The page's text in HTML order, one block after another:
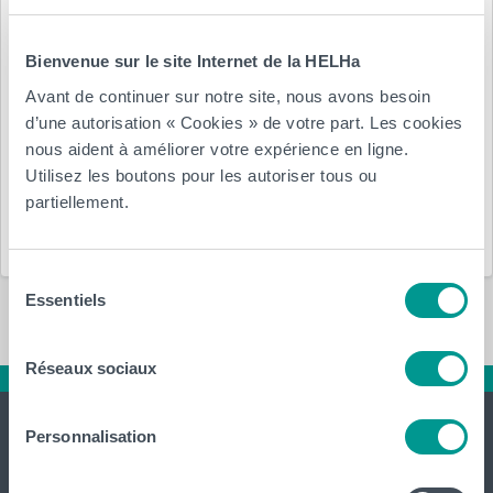
Bienvenue sur le site Internet de la HELHa
Avant de continuer sur notre site, nous avons besoin
d’une autorisation « Cookies » de votre part. Les cookies
nous aident à améliorer votre expérience en ligne.
Utilisez les boutons pour les autoriser tous ou
partiellement.
Sélection
Essentiels
Réseaux sociaux
Personnalisation
21 mars 2013parHELHa
Département(s) :
Arts Appliqués